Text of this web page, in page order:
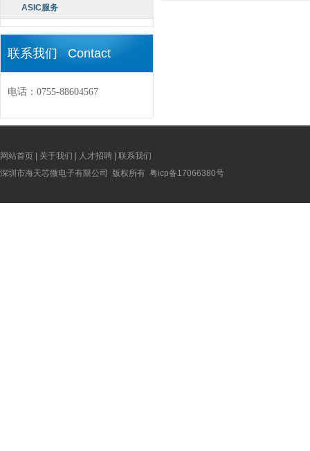
ASIC服务
联系我们 Contact
电话：0755-88604567
网站首页 关于我们 人才招聘
联系我们
深圳市海天芯微电子有限公司 版权所有 粤icp备17066380号